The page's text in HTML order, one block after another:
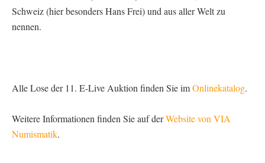
Schweiz (hier besonders Hans Frei) und aus aller Welt zu
nennen.
Alle Lose der 11. E-Live Auktion finden Sie imOnlinekatalog.
Weitere Informationen finden Sie auf derWebsite von VIA
Numismatik.